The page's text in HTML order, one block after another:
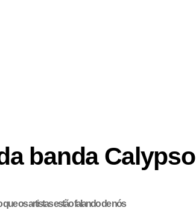
banda Calypso
que os artistas estão falando de nós